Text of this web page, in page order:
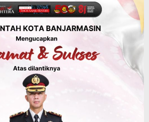
Siapkan Sirkuit se-
65, Kwarcab
ke Makam Pangeran
Ulang Janji